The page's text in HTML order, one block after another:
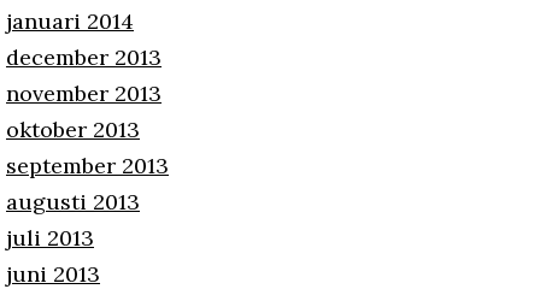
januari 2014
december 2013
november 2013
oktober 2013
september 2013
augusti 2013
juli 2013
juni 2013